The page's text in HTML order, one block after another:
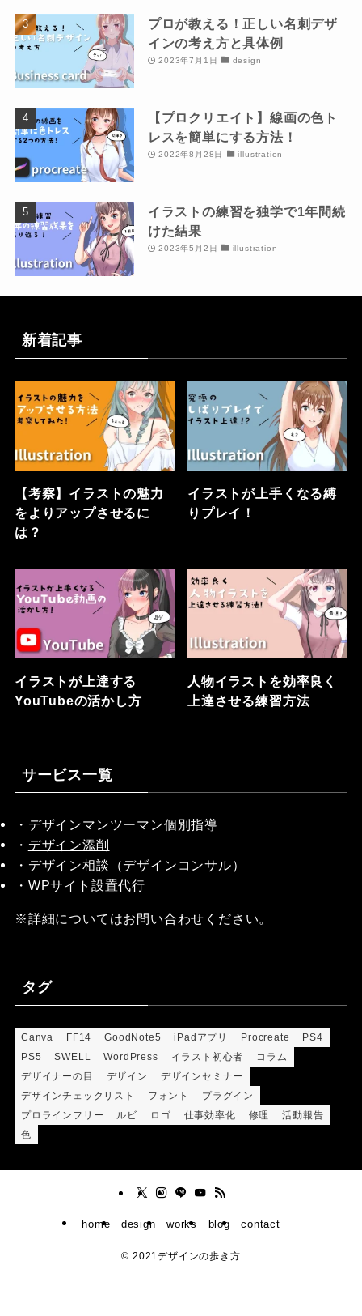
プロが教える！正しい名刺デザ
インの考え方と具体例
2023年7月1日 design
【プロクリエイト】線画の色ト
レスを簡単にする方法！
2022年8月28日 illustration
イラストの練習を独学で1年間続
けた結果
2023年5月2日 illustration
新着記事
【考察】イラストの魅力
をよりアップさせるに
は？
イラストが上手くなる縛
りプレイ！
イラストが上達する
YouTubeの活かし方
人物イラストを効率良く
上達させる練習方法
サービス一覧
・デザインマンツーマン個別指導
・ デザイン添削
・ デザイン相談 （デザインコンサル）
・WPサイト設置代行
※詳細についてはお問い合わせください。
タグ
Canva FF14 GoodNote5 iPadアプリ Procreate
PS4
PS5
SWELL WordPress イラスト初心者
コラム
デザイナーの目
デザイン
デザインセミナー
デザインチェックリスト
フォント
プラグイン
プロラインフリー
ルビ ロゴ 仕事効率化 修理
活動報告
色
home design works blog contact
© 2021デザインの歩き方